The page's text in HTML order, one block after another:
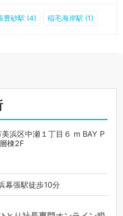
豊砂駅 (4) 稲毛海岸駅 (1)
浜区中瀬１丁目６ m BAY P
棟2F
幕張駅徒歩10分